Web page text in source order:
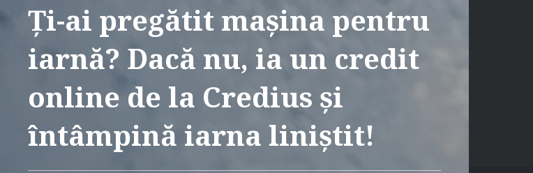
Ți-ai pregătit mașina pentru
iarnă? Dacă nu, ia un credit
online de la Credius și
întâmpină iarna liniștit!